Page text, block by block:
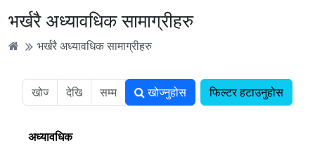
भर्खरै अध्यावधिक सामाग्रीहरु
भर्खरै अध्यावधिक सामाग्रीहरु
खोज्नुहोस फिल्टर हटाउनुहोस
अध्यावधिक